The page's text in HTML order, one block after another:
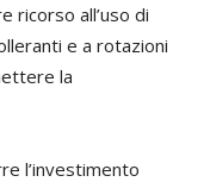
ricorso all’uso di
e a rotazioni
la
l’investimento